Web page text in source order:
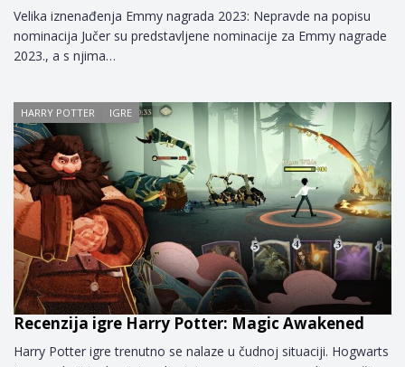
Velika iznenađenja Emmy nagrada 2023: Nepravde na popisu
nominacija Jučer su predstavljene nominacije za Emmy nagrade
2023., a s njima…
HARRY POTTER IGRE
Recenzija igre Harry Potter: Magic Awakened
Harry Potter igre trenutno se nalaze u čudnoj situaciji. Hogwarts